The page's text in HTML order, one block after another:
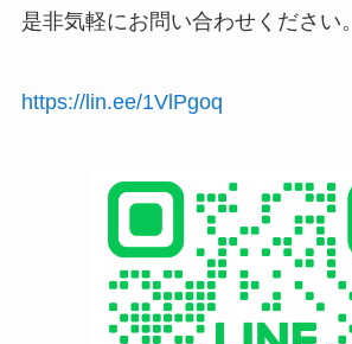
是非気軽にお問い合わせください。
https://lin.ee/1VlPgoq